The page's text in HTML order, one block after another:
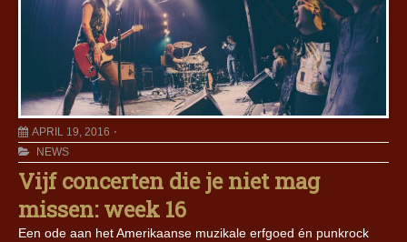
APRIL 19, 2016
NEWS
Vijf concerten die je niet mag
missen: week 16
Een ode aan het Amerikaanse muzikale erfgoed én punkrock